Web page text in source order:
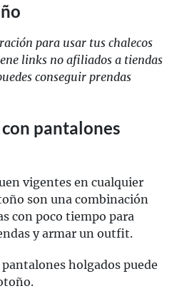
para usar tus chalecos
links no afiliados a tiendas
conseguir prendas
pantalones
vigentes en cualquier
son una combinación
con poco tiempo para
y armar un outfit.
holgados puede